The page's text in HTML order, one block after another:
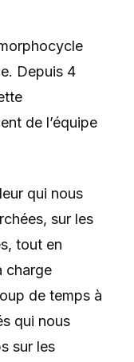
Depuis 4
de l’équipe
qui nous
sur les
tout en
charge
de temps à
qui nous
sur les